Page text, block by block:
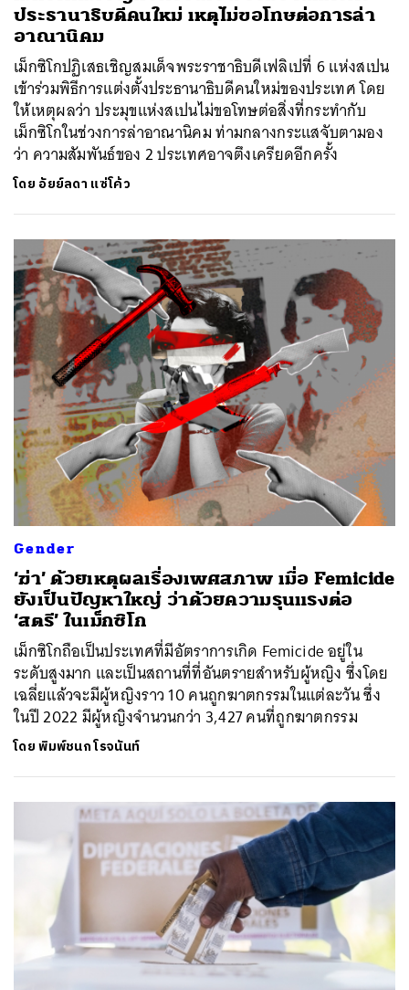
ประธานาธิบดีคนใหม่ เหตุไม่ขอโทษต่อการล่า
อาณานิคม
เม็กซิโกปฏิเสธเชิญสมเด็จพระราชาธิบดีเฟลิเปที่ 6 แห่งสเปน
เข้าร่วมพิธีการแต่งตั้งประธานาธิบดีคนใหม่ของประเทศ โดย
ให้เหตุผลว่า ประมุขแห่งสเปนไม่ขอโทษต่อสิ่งที่กระทำกับ
เม็กซิโกในช่วงการล่าอาณานิคม ท่ามกลางกระแสจับตามอง
ว่า ความสัมพันธ์ของ 2 ประเทศอาจตึงเครียดอีกครั้ง
โดย อัยย์ลดา แซ่โค้ว
Gender
‘ฆ่า’ ด้วยเหตุผลเรื่องเพศสภาพ เมื่อ Femicide
ยังเป็นปัญหาใหญ่ ว่าด้วยความรุนแรงต่อ
‘สตรี’ ในเม็กซิโก
เม็กซิโกถือเป็นประเทศที่มีอัตราการเกิด Femicide อยู่ใน
ระดับสูงมาก และเป็นสถานที่ที่อันตรายสำหรับผู้หญิง ซึ่งโดย
เฉลี่ยแล้วจะมีผู้หญิงราว 10 คนถูกฆาตกรรมในแต่ละวัน ซึ่ง
ในปี 2022 มีผู้หญิงจำนวนกว่า 3,427 คนที่ถูกฆาตกรรม
โดยพิมพ์ชนก โรจนันท์
ค้นหา
SHARE